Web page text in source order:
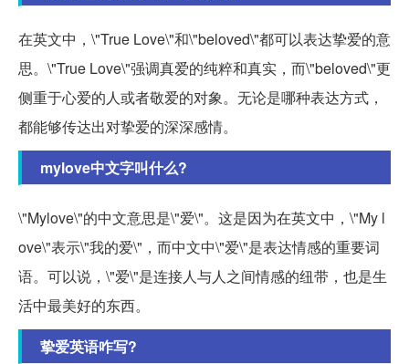
在英文中，\"True Love\"和\"beloved\"都可以表达挚爱的意
思。\"True Love\"强调真爱的纯粹和真实，而\"beloved\"更
侧重于心爱的人或者敬爱的对象。无论是哪种表达方式，
都能够传达出对挚爱的深深感情。
mylove中文字叫什么?
\"Mylove\"的中文意思是\"爱\"。这是因为在英文中，\"My l
ove\"表示\"我的爱\"，而中文中\"爱\"是表达情感的重要词
语。可以说，\"爱\"是连接人与人之间情感的纽带，也是生
活中最美好的东西。
挚爱英语咋写?